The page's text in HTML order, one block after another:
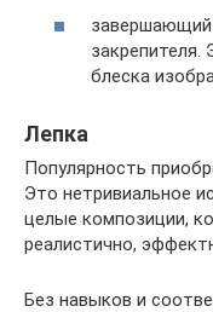
завершающий
закрепителя.
блеска
Лепка
Популярность
Это нетривиальное
целые композиции,
реалистично,
Без навыков и